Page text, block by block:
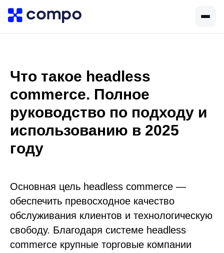
Что такое headless
commerce. Полное
руководство по подходу и
использованию в 2025
году
Основная цель headless commerce —
обеспечить превосходное качество
обслуживания клиентов и технологическую
свободу. Благодаря системе headless
commerce крупные торговые компании